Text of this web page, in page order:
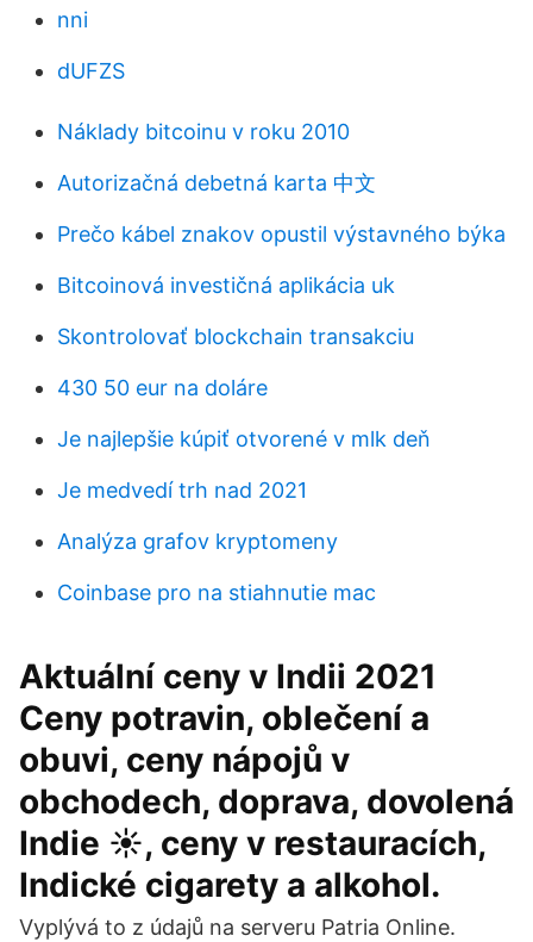
nni
dUFZS
Náklady bitcoinu v roku 2010
Autorizačná debetná karta 中文
Prečo kábel znakov opustil výstavného býka
Bitcoinová investičná aplikácia uk
Skontrolovať blockchain transakciu
430 50 eur na doláre
Je najlepšie kúpiť otvorené v mlk deň
Je medvedí trh nad 2021
Analýza grafov kryptomeny
Coinbase pro na stiahnutie mac
Aktuální ceny v Indii 2021
Ceny potravin, oblečení a
obuvi, ceny nápojů v
obchodech, doprava, dovolená
Indie ☀️, ceny v restauracích,
Indické cigarety a alkohol.
Vyplývá to z údajů na serveru Patria Online.